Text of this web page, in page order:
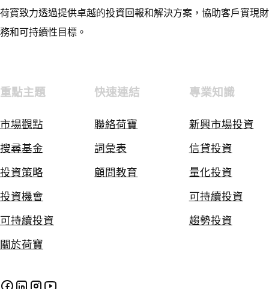
荷寶致力透過提供卓越的投資回報和解決方案，協助客戶實現財
務和可持續性目標。
重點主題
市場觀點
搜尋基金
投資策略
投資機會
可持續投資
關於荷寶
快速連結
聯絡荷寶
詞彙表
顧問教育
專業知識
新興市場投資
信貸投資
量化投資
可持續投資
趨勢投資